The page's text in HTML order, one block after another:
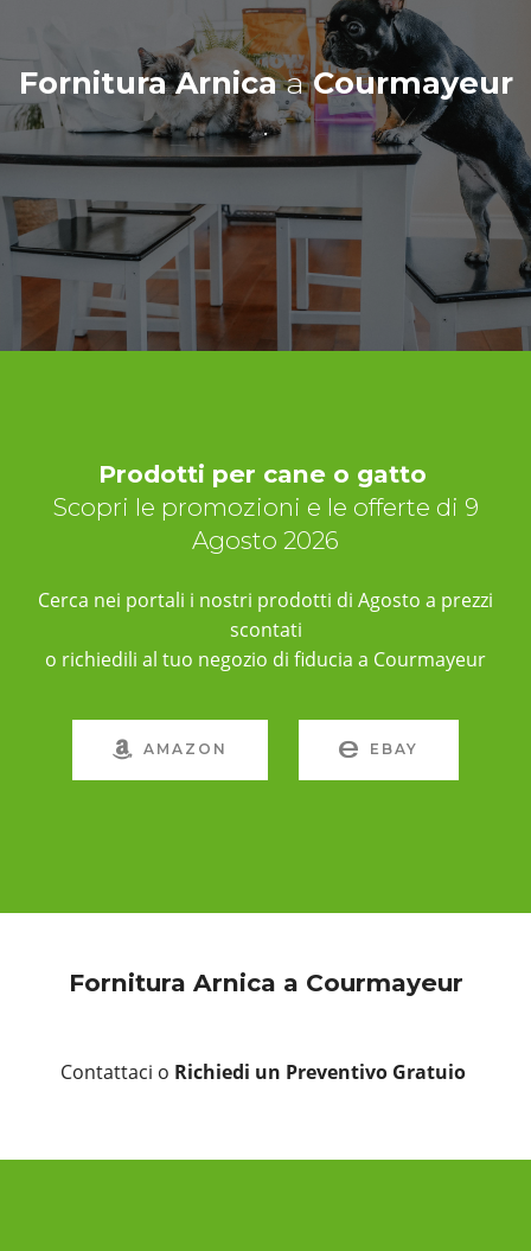
Fornitura ArnicaaCourmayeur
.
Prodotti per cane o gatto
Scopri le promozioni e le offerte di 9
Agosto 2026
Cerca nei portali i nostri prodotti di Agosto a prezzi
scontati
o richiedili al tuo negozio di fiducia a Courmayeur
AMAZON EBAY
Fornitura Arnica a Courmayeur
Contattaci o Richiedi un Preventivo Gratuio